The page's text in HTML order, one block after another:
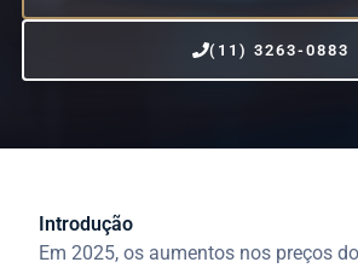
(11) 3263-0883
Introdução
Em 2025, os aumentos nos preços